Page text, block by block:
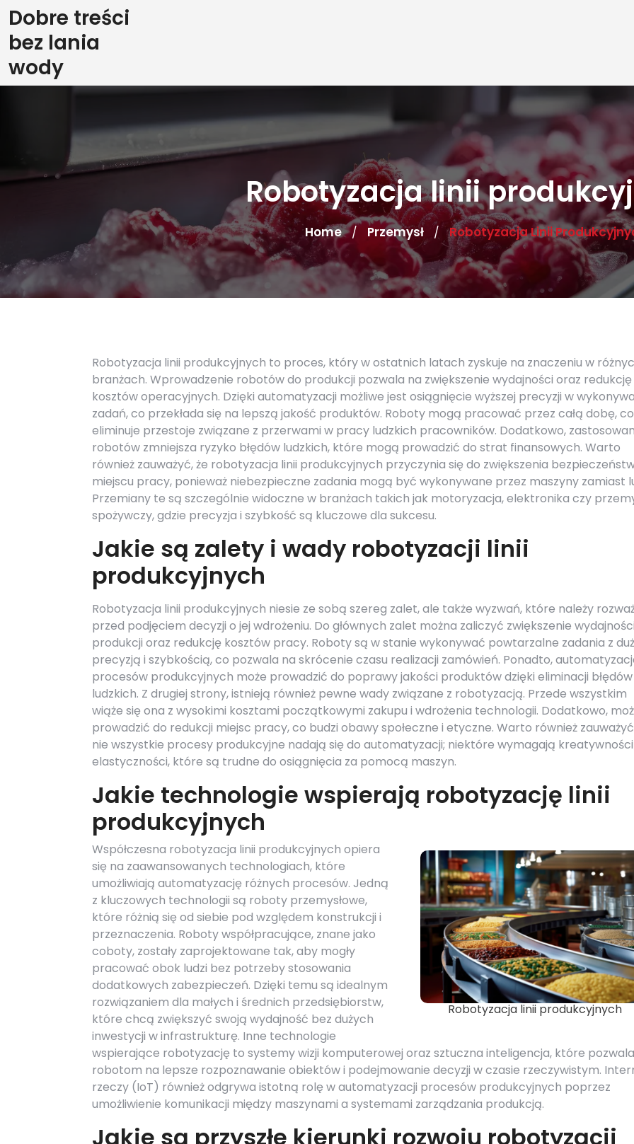
Skip
to
content
Dobre treści
bez lania
wody
Robotyzacja linii
Home / Przemysł / Robotyzacja Linii
Robotyzacja linii produkcyjnych to proces, który w ostatnich latach zyskuje na znaczeniu w
branżach. Wprowadzenie robotów do produkcji pozwala na zwiększenie wydajności oraz redukcję
kosztów operacyjnych. Dzięki automatyzacji możliwe jest osiągnięcie wyższej precyzji w
zadań, co przekłada się na lepszą jakość produktów. Roboty mogą pracować przez całą dobę, co
eliminuje przestoje związane z przerwami w pracy ludzkich pracowników. Dodatkowo,
robotów zmniejsza ryzyko błędów ludzkich, które mogą prowadzić do strat finansowych. Warto
również zauważyć, że robotyzacja linii produkcyjnych przyczynia się do zwiększenia
miejscu pracy, ponieważ niebezpieczne zadania mogą być wykonywane przez maszyny zamiast
Przemiany te są szczególnie widoczne w branżach takich jak motoryzacja, elektronika czy
spożywczy, gdzie precyzja i szybkość są kluczowe dla sukcesu.
Jakie są zalety i wady robotyzacji linii
produkcyjnych
Robotyzacja linii produkcyjnych niesie ze sobą szereg zalet, ale także wyzwań, które należy
przed podjęciem decyzji o jej wdrożeniu. Do głównych zalet można zaliczyć zwiększenie wydajności
produkcji oraz redukcję kosztów pracy. Roboty są w stanie wykonywać powtarzalne zadania z
precyzją i szybkością, co pozwala na skrócenie czasu realizacji zamówień. Ponadto,
procesów produkcyjnych może prowadzić do poprawy jakości produktów dzięki eliminacji błędów
ludzkich. Z drugiej strony, istnieją również pewne wady związane z robotyzacją. Przede wszystkim
wiąże się ona z wysokimi kosztami początkowymi zakupu i wdrożenia technologii. Dodatkowo,
prowadzić do redukcji miejsc pracy, co budzi obawy społeczne i etyczne. Warto również
nie wszystkie procesy produkcyjne nadają się do automatyzacji; niektóre wymagają kreatywności
elastyczności, które są trudne do osiągnięcia za pomocą maszyn.
Jakie technologie wspierają robotyzację linii
produkcyjnych
Robotyzacja linii produkcyjnych
Współczesna robotyzacja linii produkcyjnych opiera
się na zaawansowanych technologiach, które
umożliwiają automatyzację różnych procesów. Jedną
z kluczowych technologii są roboty przemysłowe,
które różnią się od siebie pod względem konstrukcji i
przeznaczenia. Roboty współpracujące, znane jako
coboty, zostały zaprojektowane tak, aby mogły
pracować obok ludzi bez potrzeby stosowania
dodatkowych zabezpieczeń. Dzięki temu są idealnym
rozwiązaniem dla małych i średnich przedsiębiorstw,
które chcą zwiększyć swoją wydajność bez dużych
inwestycji w infrastrukturę. Inne technologie
wspierające robotyzację to systemy wizji komputerowej oraz sztuczna inteligencja, które
robotom na lepsze rozpoznawanie obiektów i podejmowanie decyzji w czasie rzeczywistym.
rzeczy (IoT) również odgrywa istotną rolę w automatyzacji procesów produkcyjnych poprzez
umożliwienie komunikacji między maszynami a systemami zarządzania produkcją.
Jakie są przyszłe kierunki rozwoju robotyzacji